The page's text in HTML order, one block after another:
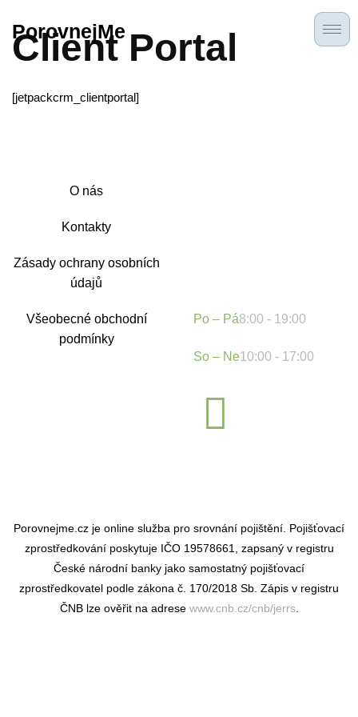
PorovnejMe
Client Portal
[jetpackcrm_clientportal]
O nás
Kontakty
Zásady ochrany osobních
údajů
Všeobecné obchodní
podmínky
Po – Pá8:00 - 19:00
So – Ne10:00 - 17:00
Porovnejme.cz je online služba pro srovnání pojištění. Pojišťovací
zprostředkování poskytuje IČO 19578661, zapsaný v registru
České národní banky jako samostatný pojišťovací
zprostředkovatel podle zákona č. 170/2018 Sb. Zápis v registru
ČNB lze ověřit na adrese www.cnb.cz/cnb/jerrs.